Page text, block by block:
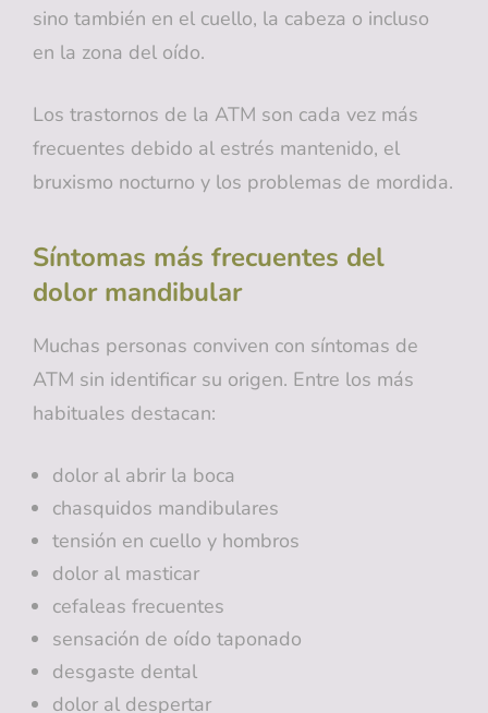
sino también en el cuello, la cabeza o incluso
en la zona del oído.
Los trastornos de la ATM son cada vez más
frecuentes debido al estrés mantenido, el
bruxismo nocturno y los problemas de mordida.
Síntomas más frecuentes del
dolor mandibular
Muchas personas conviven con síntomas de
ATM sin identificar su origen. Entre los más
habituales destacan:
dolor al abrir la boca
chasquidos mandibulares
tensión en cuello y hombros
dolor al masticar
cefaleas frecuentes
sensación de oído taponado
desgaste dental
dolor al despertar